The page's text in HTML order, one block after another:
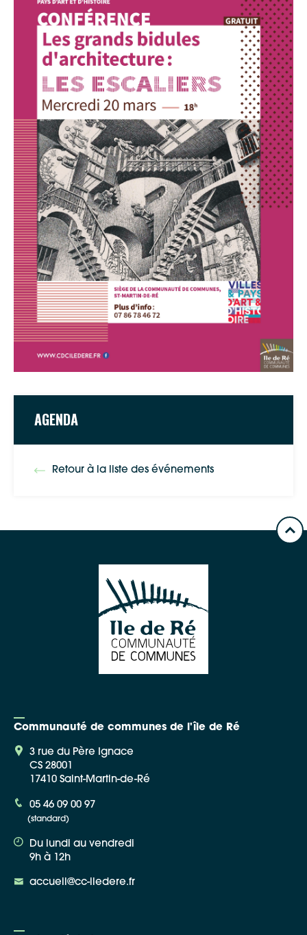
AGENDA
Retour à la liste des événements
Communauté de communes de l'île de Ré
3 rue du Père Ignace
CS 28001
17410 Saint-Martin-de-Ré
05 46 09 00 97
(standard)
Du lundi au vendredi
9h à 12h
accueil@cc-iledere.fr
ShareThis is disabled. Allow
Google Maps
Apple Plans
Waze